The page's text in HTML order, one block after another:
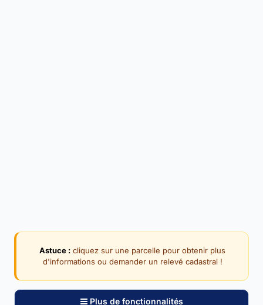
Astuce : cliquez sur une parcelle pour obtenir plus
d'informations ou demander un relevé cadastral !
Plus de fonctionnalités